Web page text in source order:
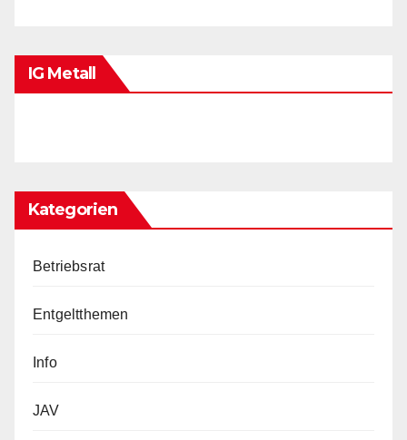
IG Metall
Kategorien
Betriebsrat
Entgeltthemen
Info
JAV